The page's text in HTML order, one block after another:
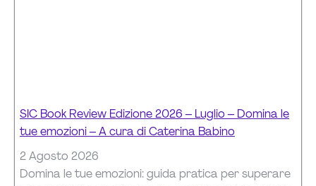
SIC Book Review Edizione 2026 – Luglio – Domina le
tue emozioni – A cura di Caterina Babino
2 Agosto 2026
Domina le tue emozioni: guida pratica per superare